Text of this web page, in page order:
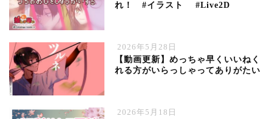
れ！ #イラスト #Live2D
2026年5月28日
【動画更新】めっちゃ早くいいねく
れる方がいらっしゃってありがたい
2026年5月18日